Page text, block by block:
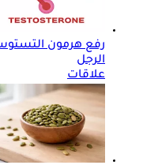
الرجل
علاقات